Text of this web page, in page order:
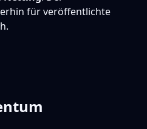
für veröffentlichte